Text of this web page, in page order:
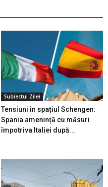
Subiectul Zilei
Tensiuni în spațiul Schengen:
Spania amenință cu măsuri
împotriva Italiei după...